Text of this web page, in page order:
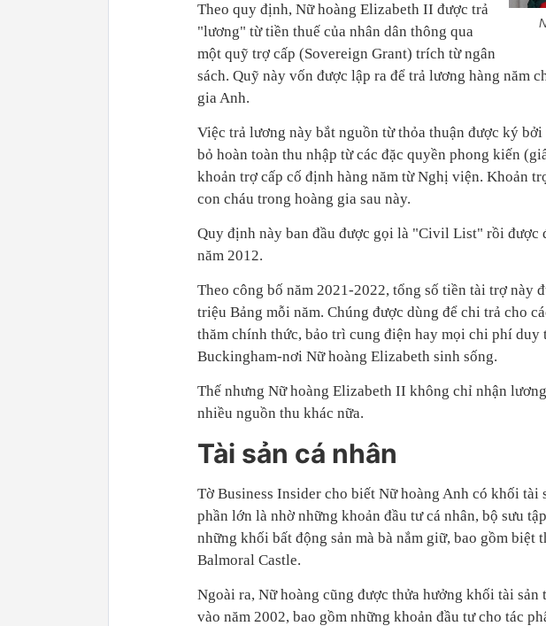
Theo quy định, Nữ hoàng Elizabeth II được trả
"lương" từ tiền thuế của nhân dân thông qua
một quỹ trợ cấp (Sovereign Grant) trích từ ngân
sách. Quỹ này vốn được lập ra để trả lương hàng năm
gia Anh.
Việc trả lương này bắt nguồn từ thỏa thuận được ký
bỏ hoàn toàn thu nhập từ các đặc quyền phong kiến
khoản trợ cấp cố định hàng năm từ Nghị viện. Khoản
con cháu trong hoàng gia sau này.
Quy định này ban đầu được gọi là "Civil List" rồi được
năm 2012.
Theo công bố năm 2021-2022, tổng số tiền tài trợ này
triệu Bảng mỗi năm. Chúng được dùng để chi trả cho
thăm chính thức, bảo trì cung điện hay mọi chi phí duy
Buckingham-nơi Nữ hoàng Elizabeth sinh sống.
Thế nhưng Nữ hoàng Elizabeth II không chỉ nhận
nhiều nguồn thu khác nữa.
Tài sản cá nhân
Tờ Business Insider cho biết Nữ hoàng Anh có khối tài
phần lớn là nhờ những khoản đầu tư cá nhân, bộ sưu
những khối bất động sản mà bà nắm giữ, bao gồm biệt
Balmoral Castle.
Ngoài ra, Nữ hoàng cũng được thửa hưởng khối tài
vào năm 2002, bao gồm những khoản đầu tư cho tác